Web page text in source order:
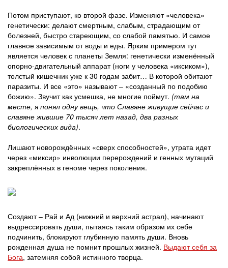
Потом приступают, ко второй фазе. Изменяют «человека»
генетически: делают смертным, слабым, страдающим от
болезней, быстро стареющим, со слабой памятью. И самое
главное зависимым от воды и еды. Ярким примером тут
является человек с планеты Земля: генетически изменённый
опорно-двигательный аппарат (ноги у человека «иксиком»),
толстый кишечник уже к 30 годам забит… В которой обитают
паразиты. И все «это» называют – «созданный по подобию
божию». Звучит как усмешка, не многие поймут. (там на
месте, я понял одну вещь, что Славяне живущие сейчас и
славяне жившие 70 тысяч лет назад, два разных
биологических вида).
Лишают новорождённых «сверх способностей», утрата идет
через «миксир» инволюции перерождений и генных мутаций
закреплённых в геноме через поколения.
Создают – Рай и Ад (нижний и верхний астрал), начинают
выдрессировать души, пытаясь таким образом их себе
подчинить, блокируют глубинную память души. Вновь
рожденная душа не помнит прошлых жизней. Выдают себя за
Бога, затемняя собой истинного творца.